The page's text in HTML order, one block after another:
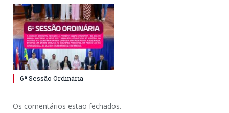
6ª Sessão Ordinária
Os comentários estão fechados.